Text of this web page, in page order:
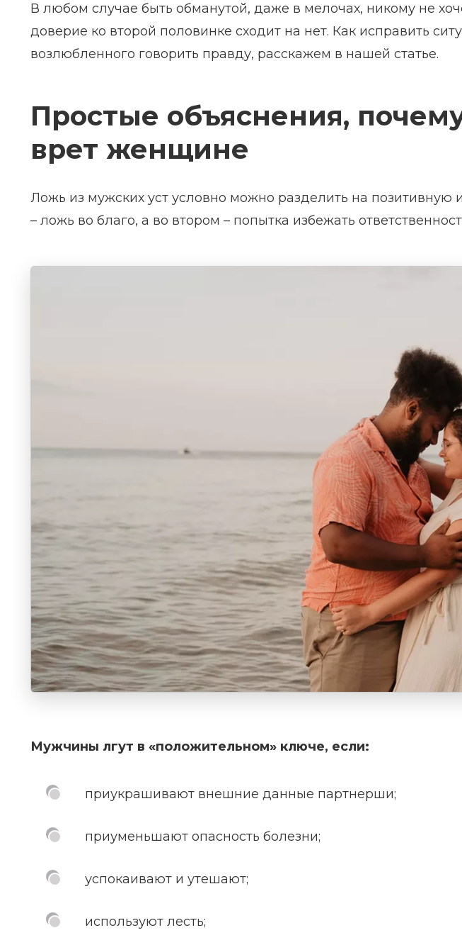
В любом случае быть обманутой, даже в мелочах, никому не
доверие ко второй половинке сходит на нет. Как исправить
возлюбленного говорить правду, расскажем в нашей статье.
Простые объяснения,
врет женщине
Ложь из мужских уст условно можно разделить на позитивную
– ложь во благо, а во втором – попытка избежать
Мужчины лгут в «положительном» ключе, если:
приукрашивают внешние данные партнерши;
приуменьшают опасность болезни;
успокаивают и утешают;
используют лесть;